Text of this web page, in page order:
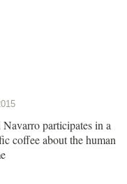
participates in a
coffee about the human